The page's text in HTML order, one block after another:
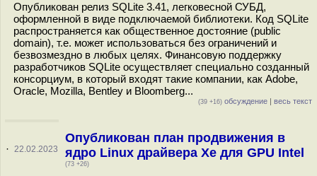
Опубликован релиз SQLite 3.41, легковесной СУБД,
оформленной в виде подключаемой библиотеки. Код SQLite
распространяется как общественное достояние (public
domain), т.е. может использоваться без ограничений и
безвозмездно в любых целях. Финансовую поддержку
разработчиков SQLite осуществляет специально созданный
консорциум, в который входят такие компании, как Adobe,
Oracle, Mozilla, Bentley и Bloomberg...
(39 +16) обсуждение | весь текст
· 22.02.2023
Опубликован план продвижения в
ядро Linux драйвера Xe для GPU Intel
(73 +26)